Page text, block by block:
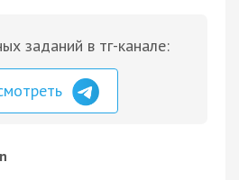
заданий в тг-канале: